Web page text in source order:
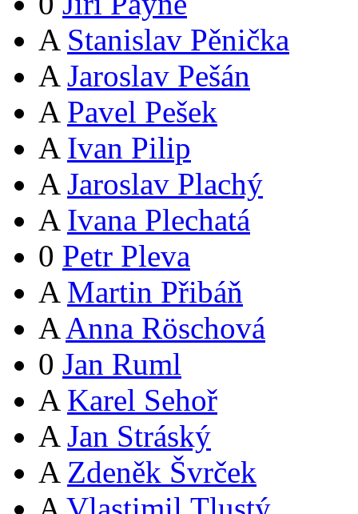
A Stanislav Pěnička
A Jaroslav Pešán
A Pavel Pešek
A Ivan Pilip
A Jaroslav Plachý
A Ivana Plechatá
0 Petr Pleva
A Martin Přibáň
A Anna Röschová
0 Jan Ruml
A Karel Sehoř
A Jan Stráský
A Zdeněk Švrček